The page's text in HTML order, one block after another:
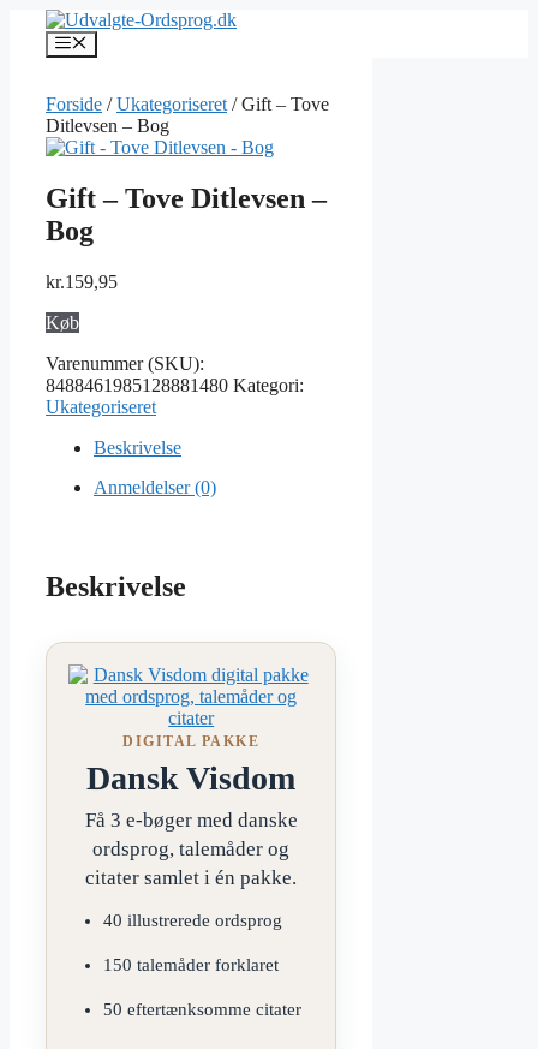
indhold
Menu
Forside /Ukategoriseret / Gift – Tove
Ditlevsen – Bog
Gift – Tove Ditlevsen –
Bog
kr.159,95
Køb
Varenummer (SKU):
8488461985128881480 Kategori:
Ukategoriseret
Beskrivelse
Anmeldelser (0)
Beskrivelse
DIGITAL PAKKE
Dansk Visdom
Få 3 e-bøger med danske
ordsprog, talemåder og
citater samlet i én pakke.
40 illustrerede ordsprog
150 talemåder forklaret
50 eftertænksomme citater